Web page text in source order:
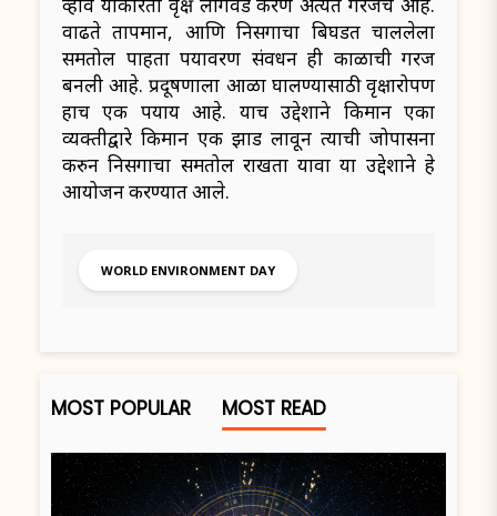
व्हावे याकरिता वृक्ष लागवड करणे अत्यंत गरजेचे आहे.
वाढते तापमान, आणि निसर्गाचा बिघडत चाललेला
समतोल पाहता पर्यावरण संवर्धन ही काळाची गरज
बनली आहे. प्रदूषणाला आळा घालण्यासाठी वृक्षारोपण
हाच एक पर्याय आहे. याच उद्देशाने किमान एका
व्यक्तीद्वारे किमान एक झाड लावून त्याची जोपासना
करुन निसर्गाचा समतोल राखता यावा या उद्देशाने हे
आयोजन करण्यात आले.
WORLD ENVIRONMENT DAY
MOST POPULAR MOST READ